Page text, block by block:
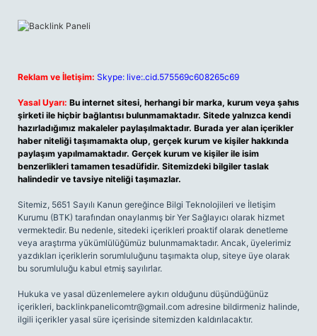
Reklam ve İletişim: Skype: live:.cid.575569c608265c69
Yasal Uyarı: Bu internet sitesi, herhangi bir marka, kurum veya şahıs
şirketi ile hiçbir bağlantısı bulunmamaktadır. Sitede yalnızca kendi
hazırladığımız makaleler paylaşılmaktadır. Burada yer alan içerikler
haber niteliği taşımamakta olup, gerçek kurum ve kişiler hakkında
paylaşım yapılmamaktadır. Gerçek kurum ve kişiler ile isim
benzerlikleri tamamen tesadüfidir. Sitemizdeki bilgiler taslak
halindedir ve tavsiye niteliği taşımazlar.
Sitemiz, 5651 Sayılı Kanun gereğince Bilgi Teknolojileri ve İletişim
Kurumu (BTK) tarafından onaylanmış bir Yer Sağlayıcı olarak hizmet
vermektedir. Bu nedenle, sitedeki içerikleri proaktif olarak denetleme
veya araştırma yükümlülüğümüz bulunmamaktadır. Ancak, üyelerimiz
yazdıkları içeriklerin sorumluluğunu taşımakta olup, siteye üye olarak
bu sorumluluğu kabul etmiş sayılırlar.
Hukuka ve yasal düzenlemelere aykırı olduğunu düşündüğünüz
içerikleri, backlinkpanelicomtr@gmail.com adresine bildirmeniz halinde,
ilgili içerikler yasal süre içerisinde sitemizden kaldırılacaktır.